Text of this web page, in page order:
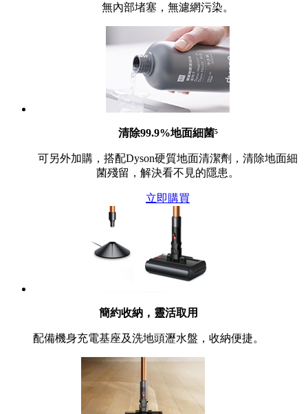
無內部堵塞，無濾網污染。
清除99.9%地面細菌⁵
可另外加購，搭配Dyson硬質地面清潔劑，清除地面細
菌殘留，解決看不見的隱患。
立即購買
簡約收納，靈活取用
配備機身充電基座及洗地頭瀝水盤，收納便捷。